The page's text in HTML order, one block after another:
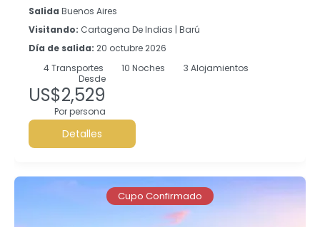
Salida Buenos Aires
Visitando: Cartagena De Indias | Barú
Día de salida: 20 octubre 2026
4Transportes 10 Noches
3 Alojamientos
Desde
US$2,529
Por persona
Detalles
Cupo Confirmado